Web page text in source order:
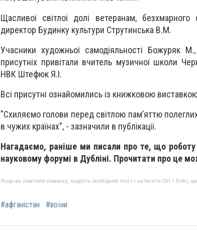
Щасливої світлої долі ветеранам,
директор Будинку культури Струтинська В.М.
Учасники художньої самодіяльності Божуряк
присутніх привітали вчитель музичної школи
НВК Штефюк Я.І.
Всі присутні ознайомились із книжковою
"Схиляємо голови перед світлою пам’яттю
в чужих країнах", - зазначили в публікації.
Нагадаємо, раніше ми писали про те, що
науковому форумі в Дубліні. Прочитати про це
Якщо ви помітили помилку, виділіть необхідний текст і натисніть Ctrl + Enter,
#афганістан #воїни